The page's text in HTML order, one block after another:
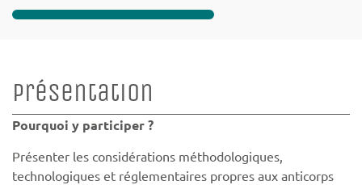
Présentation
Pourquoi y participer ?
Présenter les considérations méthodologiques,
technologiques et réglementaires propres aux anticorps